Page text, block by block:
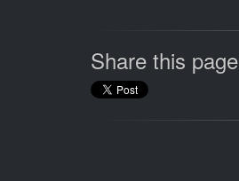
Share this page